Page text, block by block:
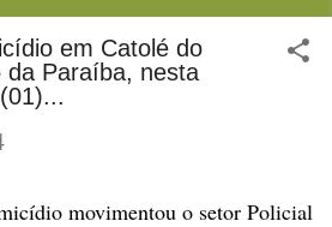
em Catolé do
da Paraíba, nesta
movimentou o setor Policial